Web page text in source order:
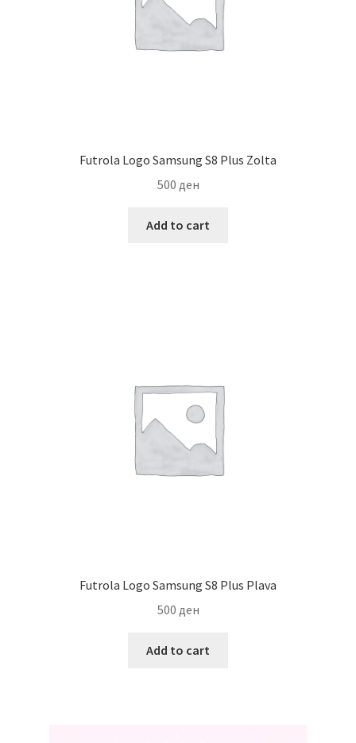
Futrola Logo Samsung S8 Plus Zolta
500 ден
Add to cart
Futrola Logo Samsung S8 Plus Plava
500 ден
Add to cart